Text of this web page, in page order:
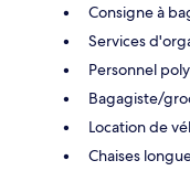
Consigne à
Services
Personnel
Bagagiste/
Location de
Chaises